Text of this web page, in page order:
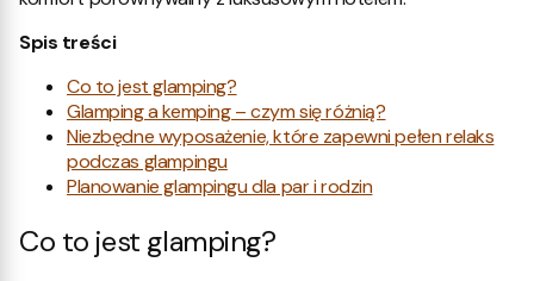
Spis treści
Co to jest glamping?
Glamping a kemping – czym się różnią?
Niezbędne wyposażenie, które zapewni pełen relaks
podczas glampingu
Planowanie glampingu dla par i rodzin
Co to jest glamping?